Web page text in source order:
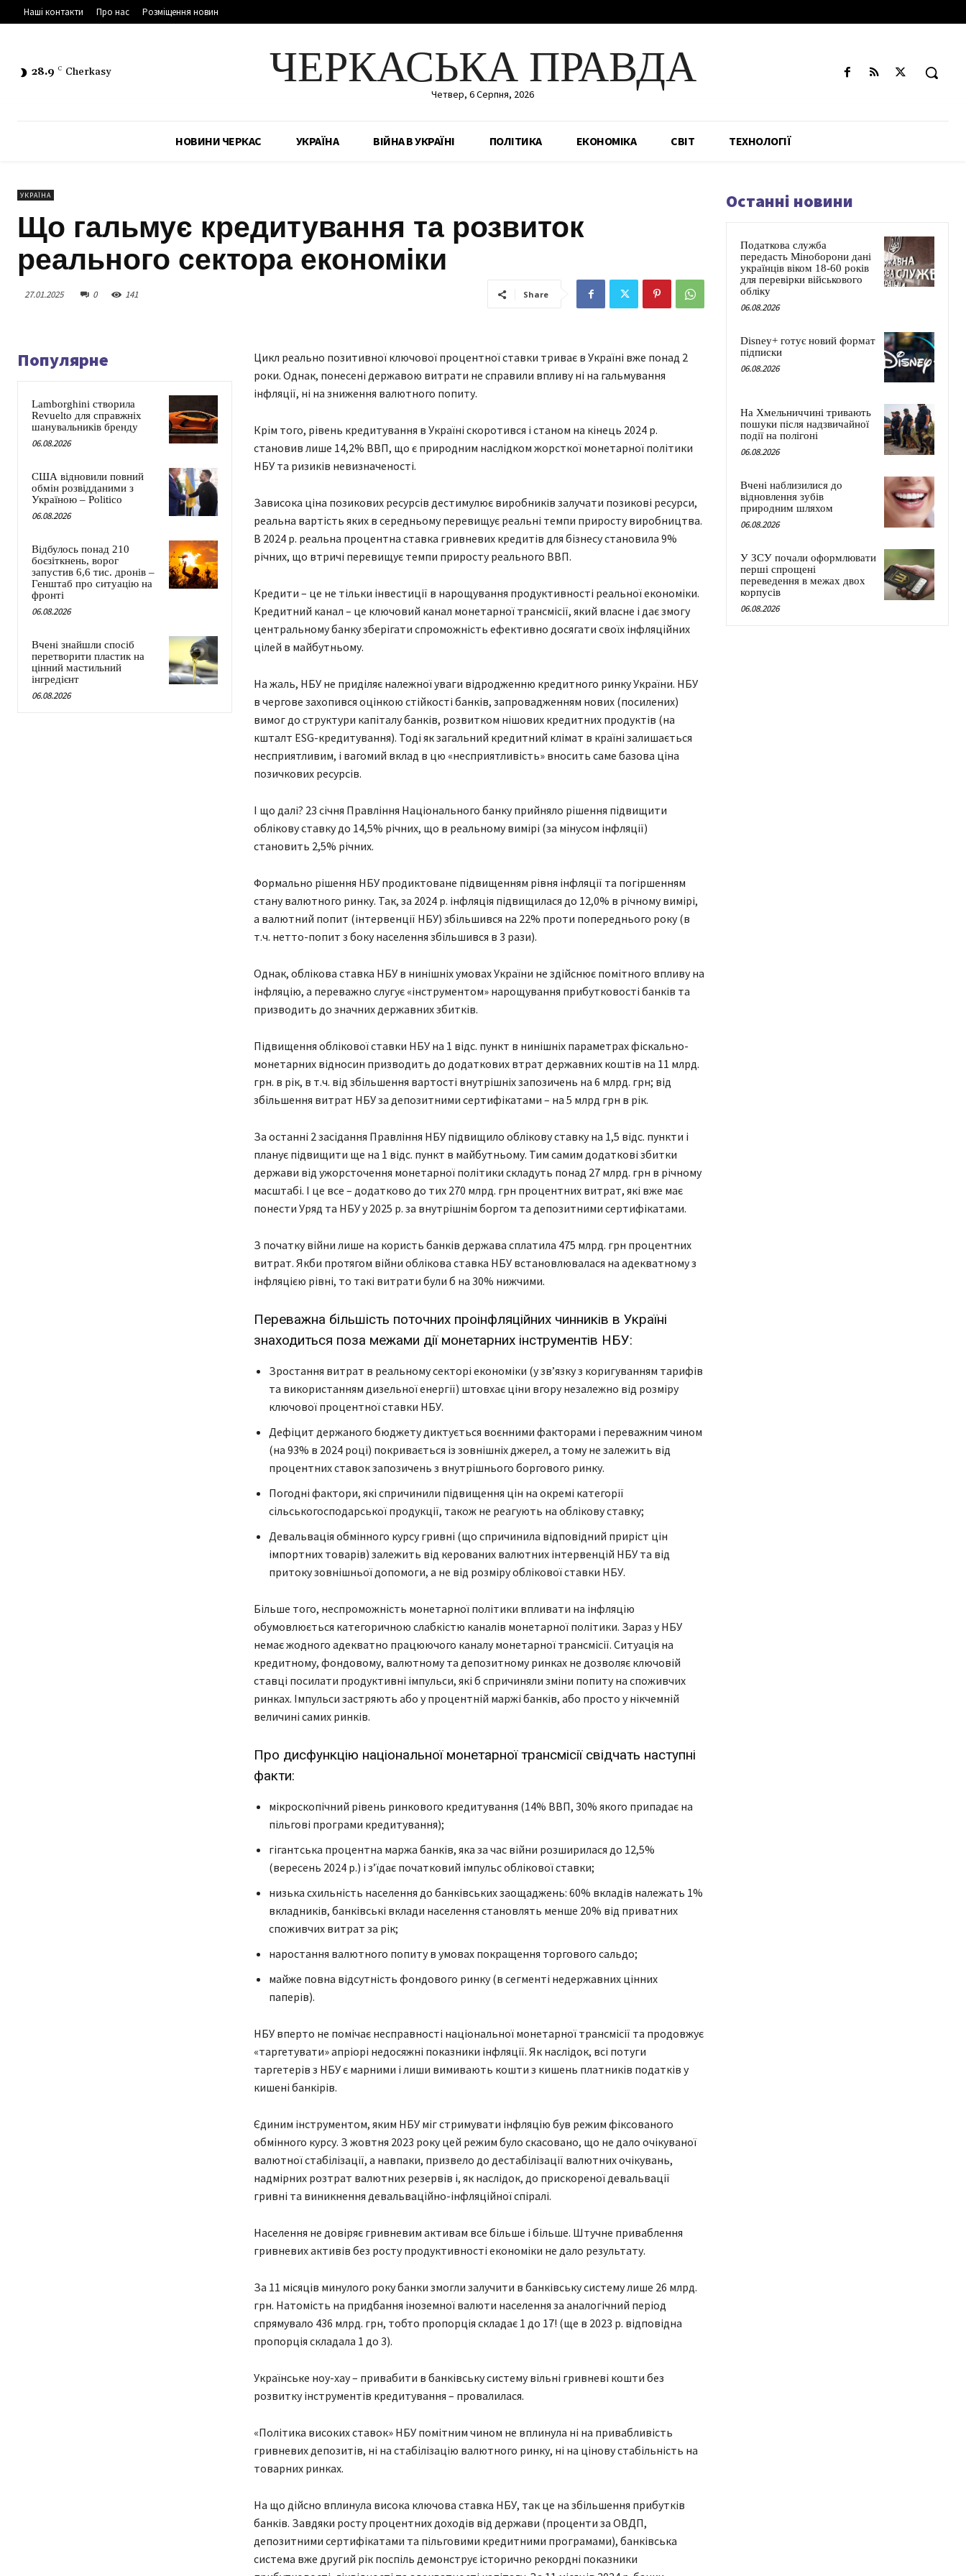
Наші контакти Про нас Розміщення новин
28.9 C Cherkasy ЧЕРКАСЬКА ПРАВДА
Четвер, 6 Серпня, 2026
НОВИНИ ЧЕРКАС УКРАЇНА ВІЙНА В УКРАЇНІ ПОЛІТИКА ЕКОНОМІКА СВІТ ТЕХНОЛОГІЇ
УКРАЇНА
Що гальмує кредитування та розвиток
реального сектора економіки
27.01.2025 0 141 Share
Популярне
Lamborghini створила
Revuelto для справжніх
шанувальників бренду
06.08.2026
США відновили повний
обмін розвідданими з
Україною – Politico
06.08.2026
Відбулось понад 210
боєзіткнень, ворог
запустив 6,6 тис. дронів –
Генштаб про ситуацію на
фронті
06.08.2026
Вчені знайшли спосіб
перетворити пластик на
цінний мастильний
інгредієнт
06.08.2026
Цикл реально позитивної ключової процентної ставки триває в Україні вже понад 2
роки. Однак, понесені державою витрати не справили впливу ні на гальмування
інфляції, ні на зниження валютного попиту.
Крім того, рівень кредитування в Україні скоротився і станом на кінець 2024 р.
становив лише 14,2% ВВП, що є природним наслідком жорсткої монетарної політики
НБУ та ризиків невизначеності.
Зависока ціна позикових ресурсів дестимулює виробників залучати позикові ресурси,
реальна вартість яких в середньому перевищує реальні темпи приросту виробництва.
В 2024 р. реальна процентна ставка гривневих кредитів для бізнесу становила 9%
річних, що втричі перевищує темпи приросту реального ВВП.
Кредити – це не тільки інвестиції в нарощування продуктивності реальної економіки.
Кредитний канал – це ключовий канал монетарної трансмісії, який власне і дає змогу
центральному банку зберігати спроможність ефективно досягати своїх інфляційних
цілей в майбутньому.
На жаль, НБУ не приділяє належної уваги відродженню кредитного ринку України. НБУ
в чергове захопився оцінкою стійкості банків, запровадженням нових (посилених)
вимог до структури капіталу банків, розвитком нішових кредитних продуктів (на
кшталт ESG-кредитування). Тоді як загальний кредитний клімат в країні залишається
несприятливим, і вагомий вклад в цю «несприятливість» вносить саме базова ціна
позичкових ресурсів.
І що далі? 23 січня Правління Національного банку прийняло рішення підвищити
облікову ставку до 14,5% річних, що в реальному вимірі (за мінусом інфляції)
становить 2,5% річних.
Формально рішення НБУ продиктоване підвищенням рівня інфляції та погіршенням
стану валютного ринку. Так, за 2024 р. інфляція підвищилася до 12,0% в річному вимірі,
а валютний попит (інтервенції НБУ) збільшився на 22% проти попереднього року (в
т.ч. нетто-попит з боку населення збільшився в 3 рази).
Однак, облікова ставка НБУ в нинішніх умовах України не здійснює помітного впливу на
інфляцію, а переважно слугує «інструментом» нарощування прибутковості банків та
призводить до значних державних збитків.
Підвищення облікової ставки НБУ на 1 відс. пункт в нинішніх параметрах фіскально-
монетарних відносин призводить до додаткових втрат державних коштів на 11 млрд.
грн. в рік, в т.ч. від збільшення вартості внутрішніх запозичень на 6 млрд. грн; від
збільшення витрат НБУ за депозитними сертифікатами – на 5 млрд грн в рік.
За останні 2 засідання Правління НБУ підвищило облікову ставку на 1,5 відс. пункти і
планує підвищити ще на 1 відс. пункт в майбутньому. Тим самим додаткові збитки
держави від ужорсточення монетарної політики складуть понад 27 млрд. грн в річному
масштабі. І це все – додатково до тих 270 млрд. грн процентних витрат, які вже має
понести Уряд та НБУ у 2025 р. за внутрішнім боргом та депозитними сертифікатами.
З початку війни лише на користь банків держава сплатила 475 млрд. грн процентних
витрат. Якби протягом війни облікова ставка НБУ встановлювалася на адекватному з
інфляцією рівні, то такі витрати були б на 30% нижчими.
Переважна більшість поточних проінфляційних чинників в Україні
знаходиться поза межами дії монетарних інструментів НБУ:
Зростання витрат в реальному секторі економіки (у зв’язку з коригуванням тарифів
та використанням дизельної енергії) штовхає ціни вгору незалежно від розміру
ключової процентної ставки НБУ.
Дефіцит держаного бюджету диктується воєнними факторами і переважним чином
(на 93% в 2024 році) покривається із зовнішніх джерел, а тому не залежить від
процентних ставок запозичень з внутрішнього боргового ринку.
Погодні фактори, які спричинили підвищення цін на окремі категорії
сільськогосподарської продукції, також не реагують на облікову ставку;
Девальвація обмінного курсу гривні (що спричинила відповідний приріст цін
імпортних товарів) залежить від керованих валютних інтервенцій НБУ та від
притоку зовнішньої допомоги, а не від розміру облікової ставки НБУ.
Більше того, неспроможність монетарної політики впливати на інфляцію
обумовлюється категоричною слабкістю каналів монетарної політики. Зараз у НБУ
немає жодного адекватно працюючого каналу монетарної трансмісії. Ситуація на
кредитному, фондовому, валютному та депозитному ринках не дозволяє ключовій
ставці посилати продуктивні імпульси, які б спричиняли зміни попиту на споживчих
ринках. Імпульси застряють або у процентній маржі банків, або просто у нікчемній
величині самих ринків.
Про дисфункцію національної монетарної трансмісії свідчать наступні
факти:
мікроскопічний рівень ринкового кредитування (14% ВВП, 30% якого припадає на
пільгові програми кредитування);
гігантська процентна маржа банків, яка за час війни розширилася до 12,5%
(вересень 2024 р.) і з’їдає початковий імпульс облікової ставки;
низька схильність населення до банківських заощаджень: 60% вкладів належать 1%
вкладників, банківські вклади населення становлять менше 20% від приватних
споживчих витрат за рік;
наростання валютного попиту в умовах покращення торгового сальдо;
майже повна відсутність фондового ринку (в сегменті недержавних цінних
паперів).
НБУ вперто не помічає несправності національної монетарної трансмісії та продовжує
«таргетувати» апріорі недосяжні показники інфляції. Як наслідок, всі потуги
таргетерів з НБУ є марними і лиши вимивають кошти з кишень платників податків у
кишені банкірів.
Єдиним інструментом, яким НБУ міг стримувати інфляцію був режим фіксованого
обмінного курсу. З жовтня 2023 року цей режим було скасовано, що не дало очікуваної
валютної стабілізації, а навпаки, призвело до дестабілізації валютних очікувань,
надмірних розтрат валютних резервів і, як наслідок, до прискореної девальвації
гривні та виникнення девальваційно-інфляційної спіралі.
Населення не довіряє гривневим активам все більше і більше. Штучне приваблення
гривневих активів без росту продуктивності економіки не дало результату.
За 11 місяців минулого року банки змогли залучити в банківську систему лише 26 млрд.
грн. Натомість на придбання іноземної валюти населення за аналогічний період
спрямувало 436 млрд. грн, тобто пропорція складає 1 до 17! (ще в 2023 р. відповідна
пропорція складала 1 до 3).
Українське ноу-хау – привабити в банківську систему вільні гривневі кошти без
розвитку інструментів кредитування – провалилася.
«Політика високих ставок» НБУ помітним чином не вплинула ні на привабливість
гривневих депозитів, ні на стабілізацію валютного ринку, ні на цінову стабільність на
товарних ринках.
На що дійсно вплинула висока ключова ставка НБУ, так це на збільшення прибутків
банків. Завдяки росту процентних доходів від держави (проценти за ОВДП,
депозитними сертифікатами та пільговими кредитними програмами), банківська
система вже другий рік поспіль демонструє історично рекордні показники
Останні новини
Податкова служба
передасть Міноборони дані
українців віком 18-60 років
для перевірки військового
обліку
06.08.2026
Disney+ готує новий формат
підписки
06.08.2026
На Хмельниччині тривають
пошуки після надзвичайної
події на полігоні
06.08.2026
Вчені наблизилися до
відновлення зубів
природним шляхом
06.08.2026
У ЗСУ почали оформлювати
перші спрощені
переведення в межах двох
корпусів
06.08.2026